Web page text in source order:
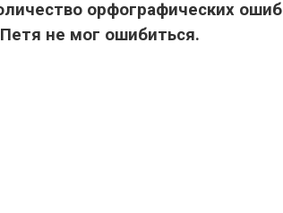
орфографических
не мог ошибиться.